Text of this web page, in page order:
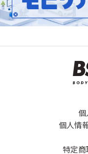
個人情
特定